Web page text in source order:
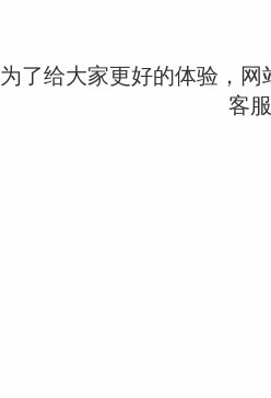
为了给大家更好的体验，
客